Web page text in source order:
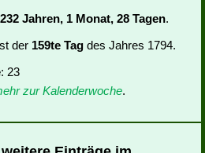
232 Jahren, 1 Monat, 28 Tagen.
der 159te Tag des Jahres 1794.
: 23
zur Kalenderwoche.